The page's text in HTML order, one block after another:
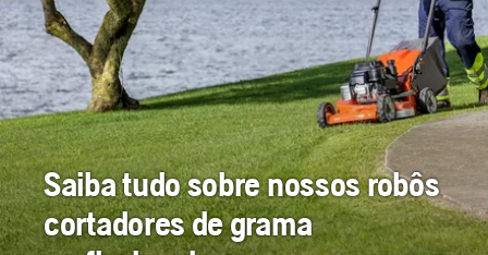
Saiba tudo sobre nossos robôs
cortadores de grama